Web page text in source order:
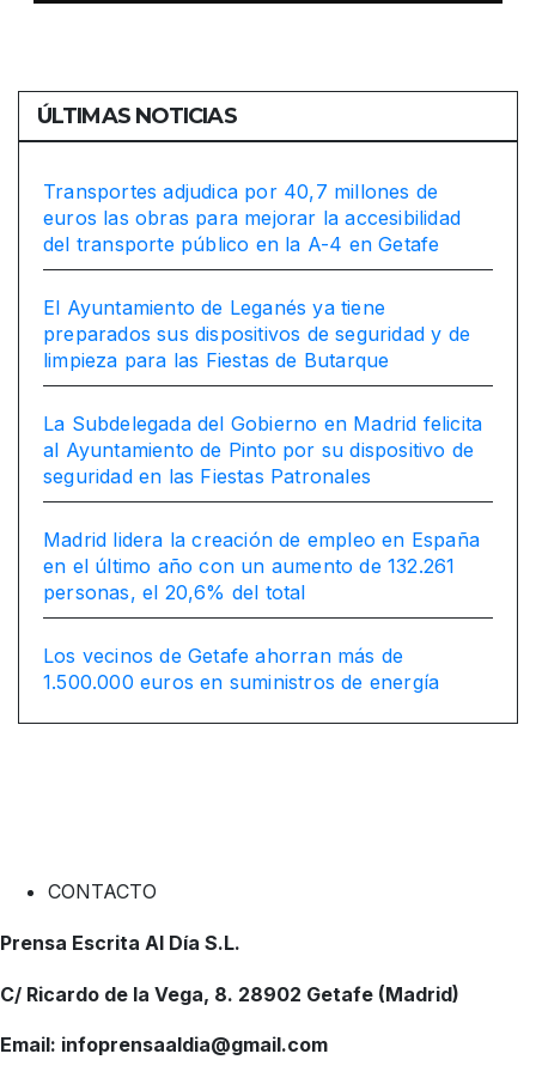
en las Fiestas Patronales
ÚLTIMAS NOTICIAS
Transportes adjudica por 40,7 millones de
euros las obras para mejorar la accesibilidad
del transporte público en la A-4 en Getafe
El Ayuntamiento de Leganés ya tiene
preparados sus dispositivos de seguridad y de
limpieza para las Fiestas de Butarque
La Subdelegada del Gobierno en Madrid felicita
al Ayuntamiento de Pinto por su dispositivo de
seguridad en las Fiestas Patronales
Madrid lidera la creación de empleo en España
en el último año con un aumento de 132.261
personas, el 20,6% del total
Los vecinos de Getafe ahorran más de
1.500.000 euros en suministros de energía
CONTACTO
Prensa Escrita Al Día S.L.
C/ Ricardo de la Vega, 8. 28902 Getafe (Madrid)
Email: infoprensaaldia@gmail.com